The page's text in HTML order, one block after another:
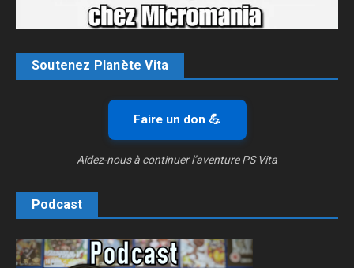
Soutenez Planète Vita
Faire un don 💪
Aidez-nous à continuer l’aventure PS Vita
Podcast